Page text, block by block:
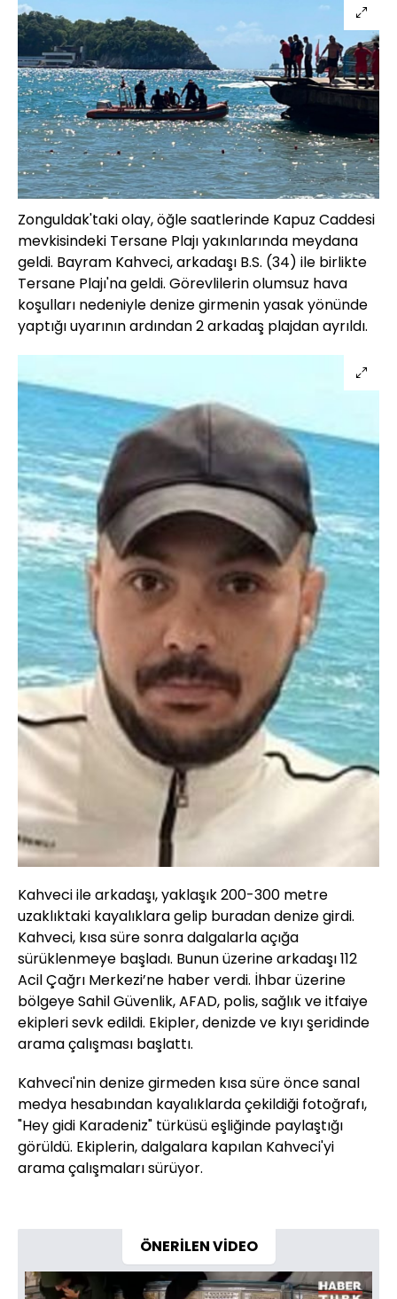
Zonguldak'taki olay, öğle saatlerinde Kapuz Caddesi
mevkisindeki Tersane Plajı yakınlarında meydana
geldi. Bayram Kahveci, arkadaşı B.S. (34) ile birlikte
Tersane Plajı'na geldi. Görevlilerin olumsuz hava
koşulları nedeniyle denize girmenin yasak yönünde
yaptığı uyarının ardından 2 arkadaş plajdan ayrıldı.
Kahveci ile arkadaşı, yaklaşık 200-300 metre
uzaklıktaki kayalıklara gelip buradan denize girdi.
Kahveci, kısa süre sonra dalgalarla açığa
sürüklenmeye başladı. Bunun üzerine arkadaşı 112
Acil Çağrı Merkezi’ne haber verdi. İhbar üzerine
bölgeye Sahil Güvenlik, AFAD, polis, sağlık ve itfaiye
ekipleri sevk edildi. Ekipler, denizde ve kıyı şeridinde
arama çalışması başlattı.
Kahveci'nin denize girmeden kısa süre önce sanal
medya hesabından kayalıklarda çekildiği fotoğrafı,
"Hey gidi Karadeniz" türküsü eşliğinde paylaştığı
görüldü. Ekiplerin, dalgalara kapılan Kahveci'yi
arama çalışmaları sürüyor.
ÖNERİLEN VİDEO